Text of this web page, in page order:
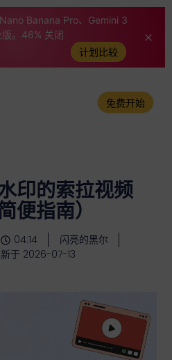
Banana Pro、Gemini 3
。46% 关闭
计划比较
免费开始
印的索拉视频
便指南）
04:14
闪亮的黑尔
于 2026-07-13